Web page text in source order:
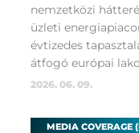
nemzetközi
üzleti
évtizedes
átfogó európai
2026. 06. 09.
MEDIA COVERAGE